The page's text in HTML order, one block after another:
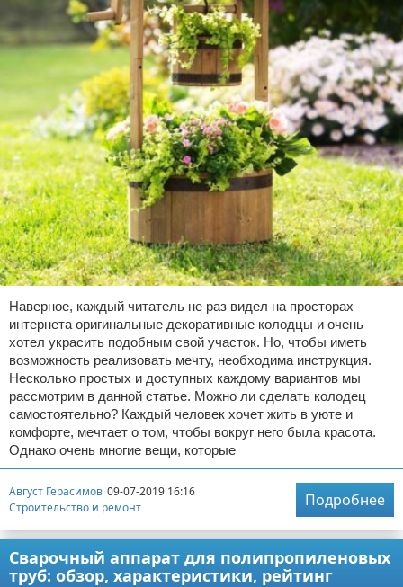
Наверное, каждый читатель не раз видел на просторах
интернета оригинальные декоративные колодцы и очень
хотел украсить подобным свой участок. Но, чтобы иметь
возможность реализовать мечту, необходима инструкция.
Несколько простых и доступных каждому вариантов мы
рассмотрим в данной статье. Можно ли сделать колодец
самостоятельно? Каждый человек хочет жить в уюте и
комфорте, мечтает о том, чтобы вокруг него была красота.
Однако очень многие вещи, которые
Август Герасимов 09-07-2019 16:16
Строительство и ремонт
Подробнее
Сварочный аппарат для полипропиленовых
труб: обзор, характеристики, рейтинг